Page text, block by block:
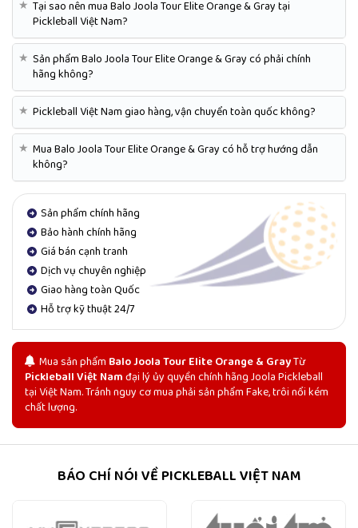
★ Tại sao nên mua Balo Joola Tour Elite Orange & Gray tại
Pickleball Việt Nam?
★ Sản phẩm Balo Joola Tour Elite Orange & Gray có phải chính
hãng không?
★ Pickleball Việt Nam giao hàng, vận chuyển toàn quốc không?
★ Mua Balo Joola Tour Elite Orange & Gray có hỗ trợ hướng dẫn
không?
Sản phẩm chính hãng
Bảo hành chính hãng
Giá bán cạnh tranh
Dịch vụ chuyên nghiệp
Giao hàng toàn Quốc
Hỗ trợ kỹ thuật 24/7
Mua sản phẩm Balo Joola Tour Elite Orange & GrayTừ
Pickleball Việt Namđại lý ủy quyền chính hãng Joola Pickleball
tại Việt Nam. Tránh nguy cơ mua phải sản phẩm Fake, trôi nổi kém
chất lượng.
BÁO CHÍ NÓI VỀ PICKLEBALL VIỆT NAM